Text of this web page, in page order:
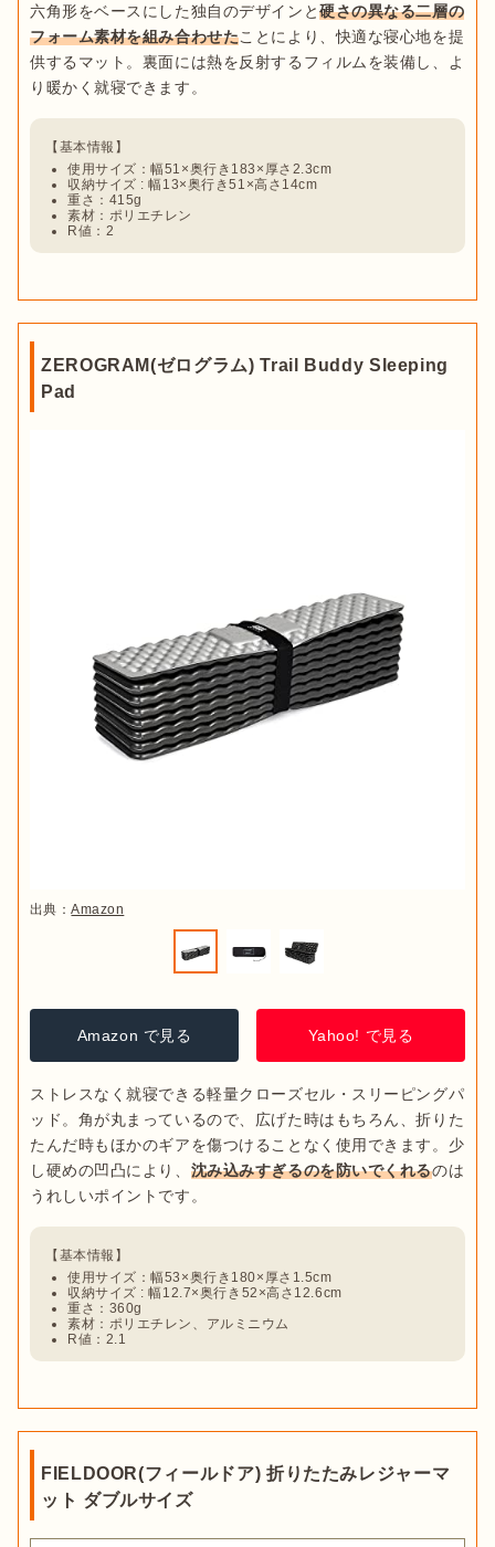
六角形をベースにした独自のデザインと硬さの異なる二層の
フォーム素材を組み合わせたことにより、快適な寝心地を提
供するマット。裏面には熱を反射するフィルムを装備し、よ
使用サイズ：幅51×奥行き183×厚さ2.3cm
収納サイズ : 幅13×奥行き51×高さ14cm
重さ：415g
素材：ポリエチレン
R値：2
ZEROGRAM(ゼログラム) Trail Buddy Sleeping
Pad
出典：Amazon
Amazon で見る Yahoo! で見る
ストレスなく就寝できる軽量クローズセル・スリーピングパ
ッド。角が丸まっているので、広げた時はもちろん、折りた
たんだ時もほかのギアを傷つけることなく使用できます。少
し硬めの凹凸により、 沈み込みすぎるのを防いでくれるのは
使用サイズ：幅53×奥行き180×厚さ1.5cm
収納サイズ : 幅12.7×奥行き52×高さ12.6cm
重さ：360g
素材：ポリエチレン、アルミニウム
R値：2.1
FIELDOOR(フィールドア) 折りたたみレジャーマ
ット ダブルサイズ